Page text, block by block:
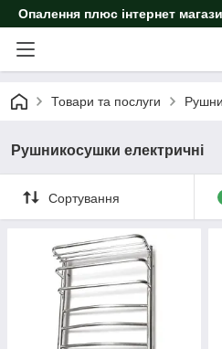
Опалення плюс інтернет
Товари та послуги
Рушникосушки електричні
Сортування